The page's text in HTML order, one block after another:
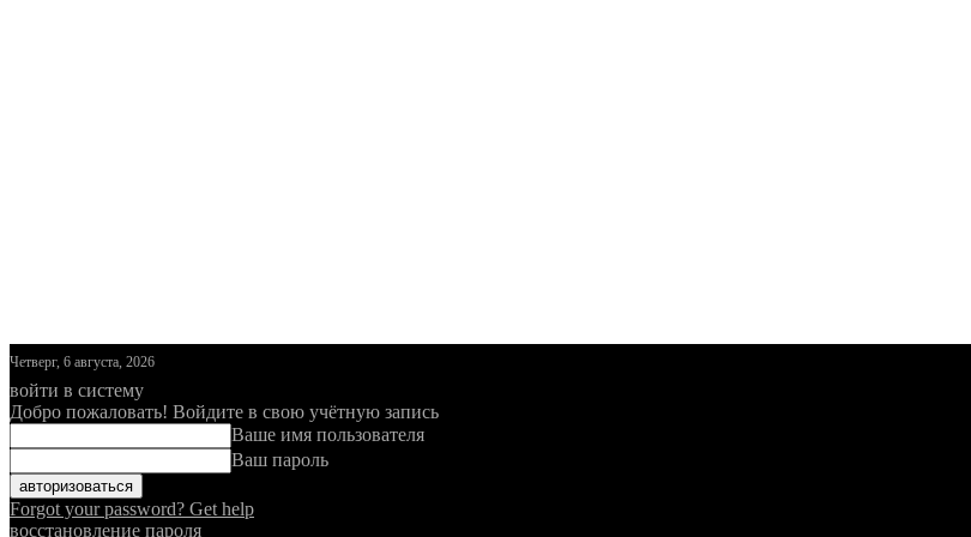
Четверг, 6 августа, 2026
войти в систему
Добро пожаловать! Войдите в свою учётную запись
Ваше имя пользователя
Ваш пароль
Forgot your password? Get help
восстановление пароля